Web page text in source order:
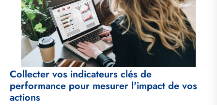
Collecter vos indicateurs clés de
performance pour mesurer l'impact de vos
actions